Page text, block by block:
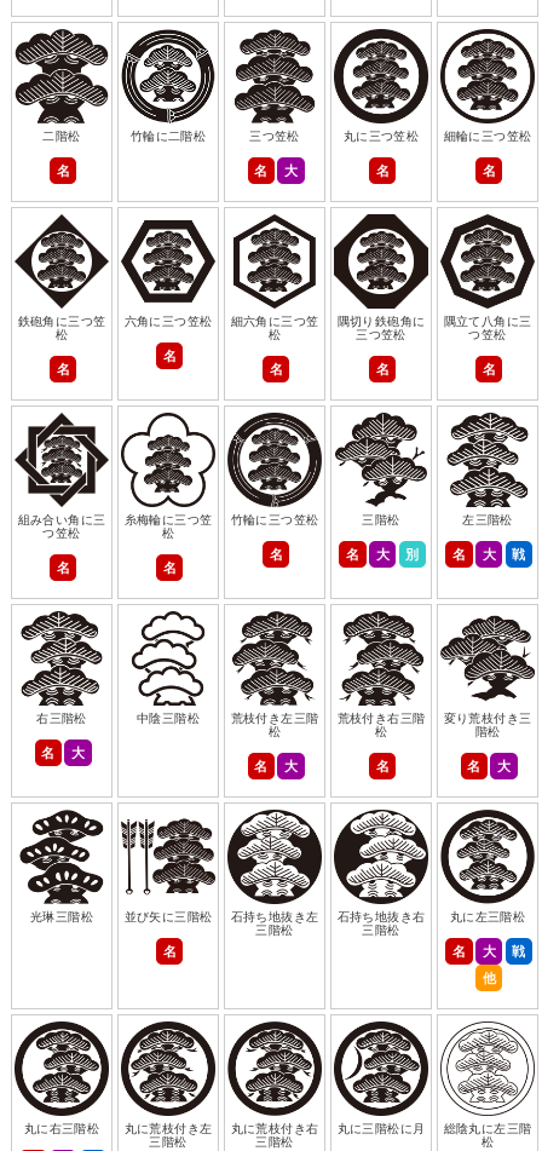
二階松
名
竹輪に二階松 三つ笠松
名 大
丸に三つ笠松
名
細輪に三つ笠松
名
鉄砲角に三つ笠
松
名
六角に三つ笠松
名
細六角に三つ笠
松
名
隅切り鉄砲角に
三つ笠松
名
隅立て八角に三
つ笠松
名
組み合い角に三
つ笠松
名
糸梅輪に三つ笠
松
名
竹輪に三つ笠松
名
三階松
名 大 別
左三階松
名 大 戦
右三階松
名 大
中陰三階松
荒枝付き左三階
松
名 大
荒枝付き右三階
松
名
変り荒枝付き三
階松
名 大
光琳三階松 並び矢に三階松
名
石持ち地抜き左
三階松
石持ち地抜き右
三階松
丸に左三階松
名 大
戦
他
丸に右三階松
丸に荒枝付き左
三階松
丸に荒枝付き右
三階松
丸に三階松に月
総陰丸に左三階
松